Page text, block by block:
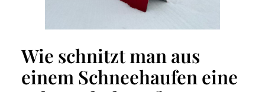
Wie schnitzt man aus
einem Schneehaufen eine